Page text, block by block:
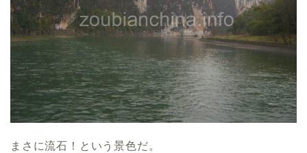
まさに流石！という景色だ。